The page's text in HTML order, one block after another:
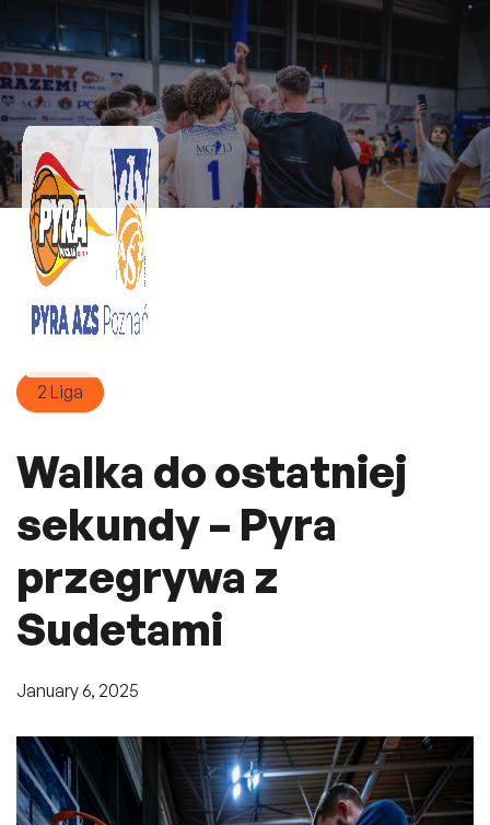
2 Liga
Walka do ostatniej
sekundy – Pyra
przegrywa z
Sudetami
January 6, 2025